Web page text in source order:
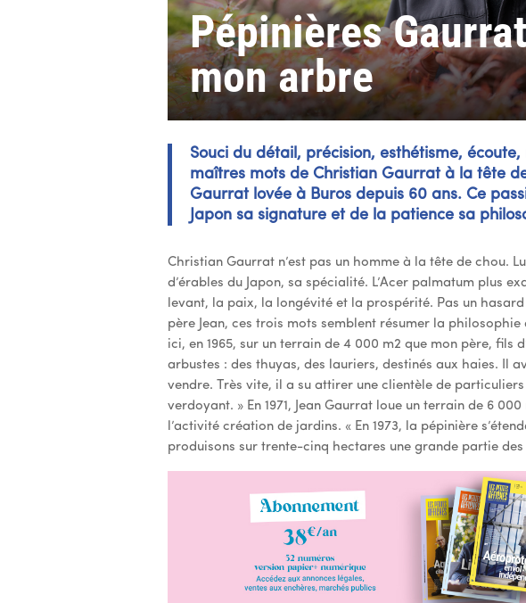
Pépinières
mon arbre
Souci du détail, précision, esthétisme,
maîtres mots de Christian Gaurrat à la tête
Gaurrat lovée à Buros depuis 60 ans. Ce
Japon sa signature et de la patience sa
Christian Gaurrat n’est pas un homme à la tête de chou.
d’érables du Japon, sa spécialité. L’Acer palmatum plus
levant, la paix, la longévité et la prospérité. Pas un
père Jean, ces trois mots semblent résumer la philosophie
ici, en 1965, sur un terrain de 4 000 m2 que mon père, fils
arbustes : des thuyas, des lauriers, destinés aux haies. Il
vendre. Très vite, il a su attirer une clientèle de
verdoyant. » En 1971, Jean Gaurrat loue un terrain de 6
l’activité création de jardins. « En 1973, la pépinière
produisons sur trente-cinq hectares une grande partie